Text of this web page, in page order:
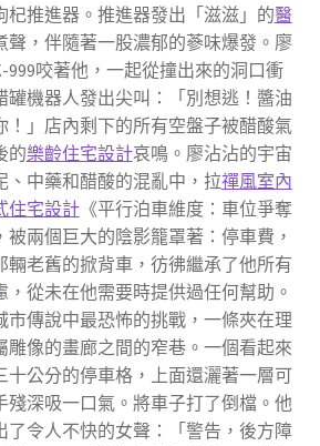
杞推進器。推進器發出「滋滋」的醫
聲，伴隨著一股濃郁的蔘味爆發。廖
999咬著他，一起從撞出來的洞口衝
罐機器人發出尖叫：「別想逃！醬油
！」店內剩下的所有空盤子被醋酸氣
的樂齡住宅設計哀鳴。廖沾沾的宇宙
、中藥和醋酸的混亂中，拉禪風室內
住宅設計《平行泊車維度：車位爭奪
兩個巨大的陰影籠罩著：停車費，
輛老舊的掀背車，彷彿繼承了他所有
，從未在他需要時提供過任何幫助。
市傳說中最恐怖的挑戰，一條夾在理
雕像的畫廊之間的窄巷。一個看起來
十公分的停車格，上面還灑著一層可
殘深吸一口氣。將車子打了倒檔。他
了令人不快的女聲：「警告，後方障